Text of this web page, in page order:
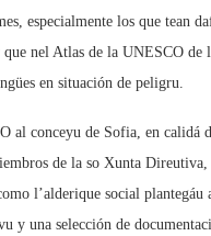
especialmente los que tean
nel Atlas de la UNESCO
en situación de peligru.
conceyu de Sofia, en calidá
de la so Xunta
l’alderique social
y una selección de